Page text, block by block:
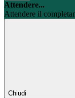
Attendere...
Attendere il
Chiudi